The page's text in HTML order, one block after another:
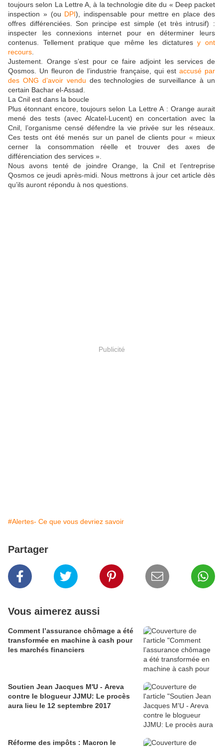
toujours selon La Lettre A, à la technologie dite du « Deep packet
inspection » (ou DPI), indispensable pour mettre en place des
offres différenciées. Son principe est simple (et très intrusif) :
inspecter les connexions internet pour en déterminer leurs
contenus. Tellement pratique que même les dictaturesy ont
recours
Justement. Orange s’est pour ce faire adjoint les services de
Qosmos. Un fleuron de l’industrie française, qui est accusé par
des ONG d’avoir vendu des technologies de surveillance à un
certain Bachar el-Assad.
La Cnil est dans la boucle
Plus étonnant encore, toujours selon La Lettre A : Orange aurait
mené des tests (avec Alcatel-Lucent) en concertation avec la
Cnil, l’organisme censé défendre la vie privée sur les réseaux.
Ces tests ont été menés sur un panel de clients pour « mieux
cerner la consommation réelle et trouver des axes de
différenciation des services ».
Nous avons tenté de joindre Orange, la Cnil et l’entreprise
Qosmos ce jeudi après-midi. Nous mettrons à jour cet article dès
qu’ils auront répondu à nos questions.
Publicité
#Alertes- Ce que vous devriez savoir
Partager
Vous aimerez aussi
Comment l’assurance chômage a été
transformée en machine à cash pour
les marchés financiers
Soutien Jean Jacques M'U - Areva
contre le blogueur JJMU: Le procès
aura lieu le 12 septembre 2017
Réforme des impôts : Macron le